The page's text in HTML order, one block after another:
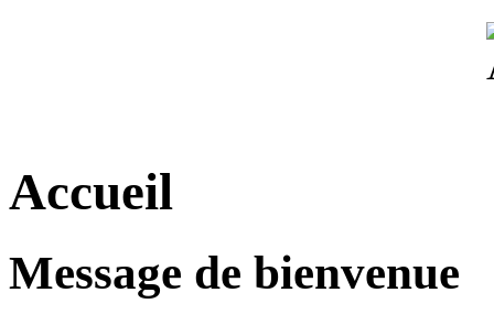
Accueil
Message de bienvenue